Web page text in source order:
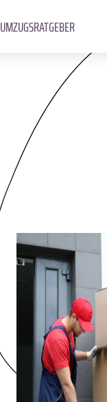
UMZUGSRATGEBER